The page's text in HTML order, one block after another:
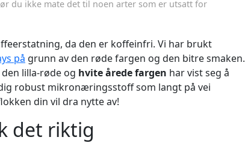
du ikke mate det til noen arter som er utsatt for
da den er koffeinfri. Vi har brukt
på grunn av den røde fargen og den bitre smaken.
lilla-røde og hvite årede fargen har vist seg å
robust mikronæringsstoff som langt på vei
din vil dra nytte av!
det riktig